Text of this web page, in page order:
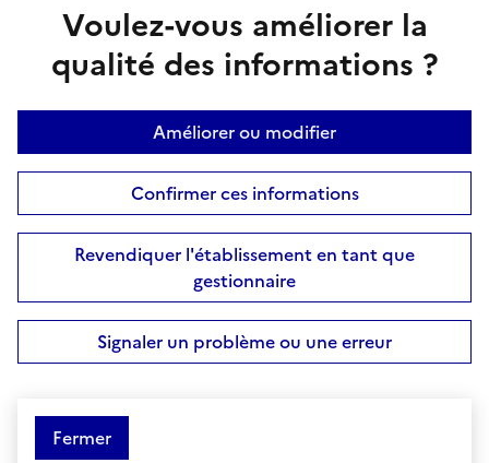
Voulez-vous améliorer la
qualité des informations ?
Améliorer ou modifier
Confirmer ces informations
Revendiquer l'établissement en tant que
gestionnaire
Signaler un problème ou une erreur
Fermer